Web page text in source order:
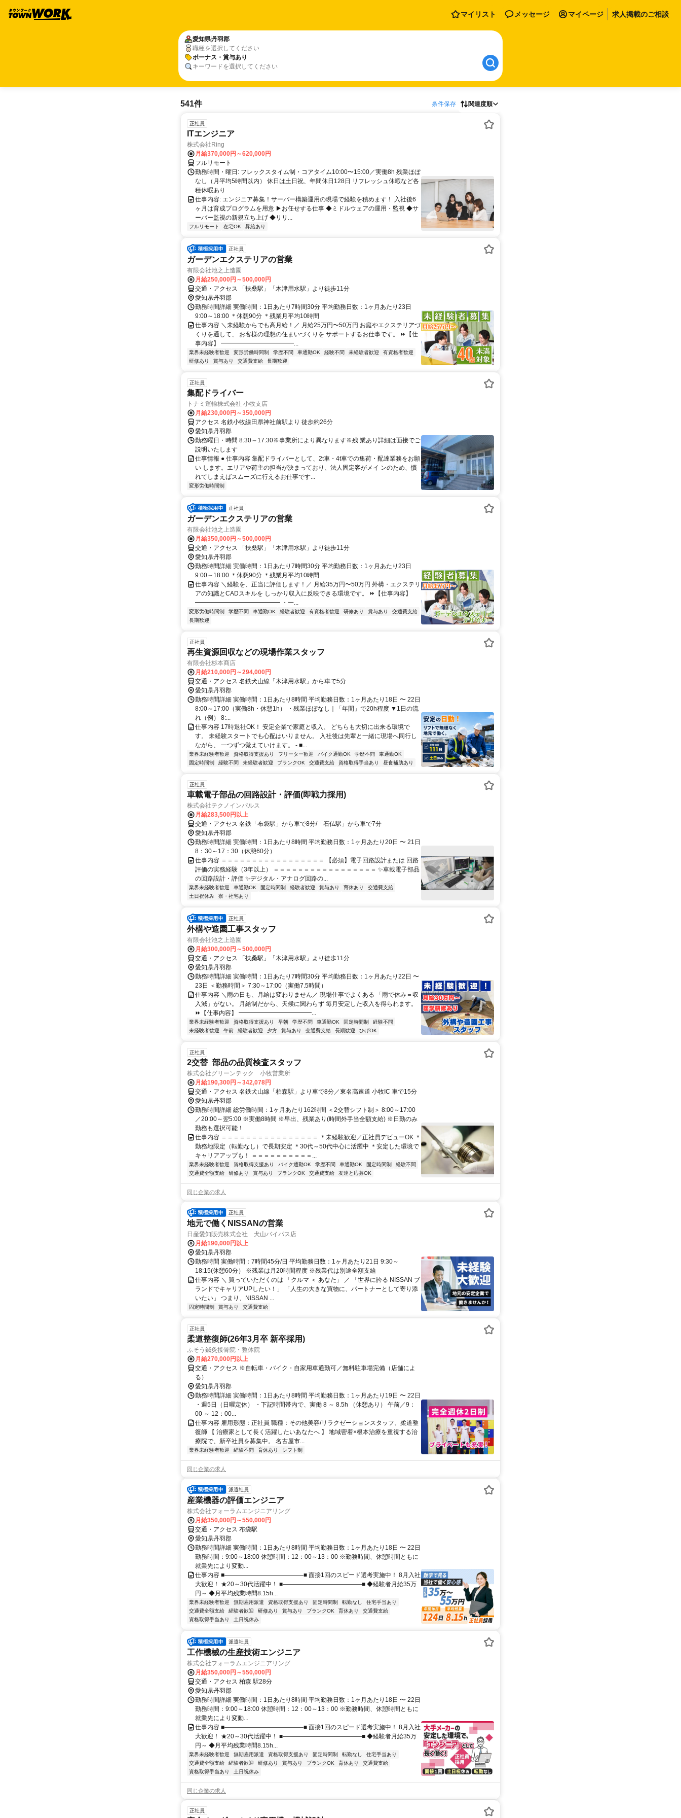
マイリスト メッセージ マイページ 求人掲載のご相談
愛知県丹羽郡
職種を選択してください
ボーナス・賞与あり
キーワードを選択してください
541件 条件保存 関連度順
正社員
ITエンジニア
株式会社Ring
月給370,000円～620,000円
フルリモート
勤務時間・曜日: フレックスタイム制・コアタイム10:00〜15:00／実働8h 残業ほぼ
なし（月平均5時間以内） 休日は土日祝、年間休日128日 リフレッシュ休暇など各
種休暇あり
仕事内容: エンジニア募集！サーバー構築運用の現場で経験を積めます！ 入社後6
ヶ月は育成プログラムを用意 ▶お任せする仕事 ◆ミドルウェアの運用・監視 ◆サ
ーバー監視の新規立ち上げ ◆リリ...
フルリモート 在宅OK 昇給あり
正社員
ガーデンエクステリアの営業
有限会社池之上造園
月給250,000円～500,000円
交通・アクセス 「扶桑駅」「木津用水駅」より徒歩11分
愛知県丹羽郡
勤務時間詳細 実働時間：1日あたり7時間30分 平均勤務日数：1ヶ月あたり23日
9:00～18:00 ＊休憩90分 ＊残業月平均10時間
仕事内容 ＼未経験からでも高月給！／ 月給25万円〜50万円 お庭やエクステリアづ
くりを通して、 お客様の理想の住まいづくりを サポートするお仕事です。 ⏩【仕
事内容】 ━━━━━━━━━━━━...
業界未経験者歓迎 変形労働時間制 学歴不問 車通勤OK 経験不問 未経験者歓迎
有資格者歓迎
研修あり
賞与あり 交通費支給 長期歓迎
正社員
集配ドライバー
トナミ運輸株式会社 小牧支店
月給230,000円～350,000円
アクセス 名鉄小牧線田県神社前駅より 徒歩約26分
愛知県丹羽郡
勤務曜日・時間 8:30～17:30※事業所により異なります※残 業あり詳細は面接でご
説明いたします
仕事情報 ● 仕事内容 集配ドライバーとして、2t車・4t車での集荷・配達業務をお願
い します。エリアや荷主の担当が決まっており、法人固定客がメイ ンのため、慣
れてしまえばスムーズに行えるお仕事です...
変形労働時間制
正社員
ガーデンエクステリアの営業
有限会社池之上造園
月給350,000円～500,000円
交通・アクセス 「扶桑駅」「木津用水駅」より徒歩11分
愛知県丹羽郡
勤務時間詳細 実働時間：1日あたり7時間30分 平均勤務日数：1ヶ月あたり23日
9:00～18:00 ＊休憩90分 ＊残業月平均10時間
仕事内容 ＼経験を、正当に評価します！／ 月給35万円〜50万円 外構・エクステリ
アの知識とCADスキルを しっかり収入に反映できる環境です。 ⏩【仕事内容】
━━━━━━━━━━━━━━ ・一...
変形労働時間制 学歴不問 車通勤OK 経験者歓迎 有資格者歓迎 研修あり 賞与あり
交通費支給
長期歓迎
正社員
再生資源回収などの現場作業スタッフ
有限会社杉本商店
月給210,000円～294,000円
交通・アクセス 名鉄犬山線「木津用水駅」から車で5分
愛知県丹羽郡
勤務時間詳細 実働時間：1日あたり8時間 平均勤務日数：1ヶ月あたり18日 〜 22日
8:00～17:00（実働8h・休憩1h） ・残業ほぼなし｜「年間」で20h程度 ▼1日の流
れ（例） 8:...
仕事内容 17時退社OK！ 安定企業で家庭と収入、 どちらも大切に出来る環境で
す。 未経験スタートでも心配はいりません。 入社後は先輩と一緒に現場へ同行し
ながら、 一つずつ覚えていけます。 - ■...
業界未経験者歓迎 資格取得支援あり フリーター歓迎 バイク通勤OK 学歴不問
車通勤OK
固定時間制
経験不問 未経験者歓迎 ブランクOK 交通費支給 資格取得手当あり 昼食補助あり
正社員
車載電子部品の回路設計・評価(即戦力採用)
株式会社テクノインパルス
月給283,500円以上
交通・アクセス 名鉄「布袋駅」から車で8分/「石仏駅」から車で7分
愛知県丹羽郡
勤務時間詳細 実働時間：1日あたり8時間 平均勤務日数：1ヶ月あたり20日 〜 21日
8：30～17：30（休憩60分）
仕事内容 ＝＝＝＝＝＝＝＝＝＝＝＝＝＝＝＝＝ 【必須】電子回路設計または 回路
評価の実務経験（3年以上） ＝＝＝＝＝＝＝＝＝＝＝＝＝＝＝＝＝ ✨車載電子部品
の回路設計・評価 ✨デジタル・アナログ回路の...
業界未経験者歓迎 車通勤OK 固定時間制 経験者歓迎 賞与あり 育休あり
交通費支給
土日祝休み
寮・社宅あり
正社員
外構や造園工事スタッフ
有限会社池之上造園
月給300,000円～500,000円
交通・アクセス 「扶桑駅」「木津用水駅」より徒歩11分
愛知県丹羽郡
勤務時間詳細 実働時間：1日あたり7時間30分 平均勤務日数：1ヶ月あたり22日 〜
23日 ＜勤務時間＞ 7:30～17:00（実働7.5時間）
仕事内容 ＼雨の日も、月給は変わりません／ 現場仕事でよくある 「雨で休み＝収
入減」がない。 月給制だから、天候に関わらず 毎月安定した収入を得られます。
⏩【仕事内容】 ━━━━━━━━━━━━...
業界未経験者歓迎 資格取得支援あり 早朝 学歴不問 車通勤OK 固定時間制
経験不問
未経験者歓迎
午前 経験者歓迎 夕方 賞与あり 交通費支給 長期歓迎 ひげOK
正社員
2交替_部品の品質検査スタッフ
株式会社グリーンテック 小牧営業所
月給190,300円～342,078円
交通・アクセス 名鉄犬山線「柏森駅」より車で8分／東名高速道 小牧IC 車で15分
愛知県丹羽郡
勤務時間詳細 総労働時間：1ヶ月あたり162時間 ＜2交替シフト制＞ 8:00～17:00
／20:00～翌5:00 ※実働8時間 ※早出、残業あり(時間外手当全額支給) ※日勤のみ
勤務も選択可能！
仕事内容 ＝＝＝＝＝＝＝＝＝＝＝＝＝＝＝＝ ＊未経験歓迎／正社員デビューOK ＊
勤務地限定（転勤なし）で長期安定 ＊30代～50代中心に活躍中 ＊安定した環境で
キャリアアップも！ ＝＝＝＝＝＝＝＝＝＝...
業界未経験者歓迎 資格取得支援あり バイク通勤OK 学歴不問 車通勤OK 固定時間制
経験不問
交通費全額支給
研修あり 賞与あり ブランクOK 交通費支給 友達と応募OK
同じ企業の求人
正社員
地元で働くNISSANの営業
日産愛知販売株式会社 犬山バイパス店
月給190,000円以上
愛知県丹羽郡
勤務時間 実働時間：7時間45分/日 平均勤務日数：1ヶ月あたり21日 9:30～
18:15(休憩60分） ※残業は月20時間程度 ※残業代は別途全額支給
仕事内容 ＼ 買っていただくのは 「クルマ ＜ あなた」 ／ 「世界に誇る NISSAN ブ
ランドでキャリアUPしたい！」 「人生の大きな買物に、パートナーとして寄り添
いたい」 つまり、NISSAN ...
固定時間制 賞与あり 交通費支給
正社員
柔道整復師(26年3月卒 新卒採用)
ふそう鍼灸接骨院・整体院
月給270,000円以上
交通・アクセス ※自転車・バイク・自家用車通勤可／無料駐車場完備（店舗によ
る）
愛知県丹羽郡
勤務時間詳細 実働時間：1日あたり8時間 平均勤務日数：1ヶ月あたり19日 〜 22日
・週5日（日曜定休） ・下記時間帯内で、実働 8 ～ 8.5h （休憩あり） 午前／9：
00 ～ 12：00...
仕事内容 雇用形態：正社員 職種：その他美容/リラクゼーションスタッフ、柔道整
復師 【 治療家として長く活躍したいあなたへ 】 地域密着×根本治療を重視する治
療院で、新卒社員を募集中。 名古屋市...
業界未経験者歓迎 経験不問 育休あり シフト制
同じ企業の求人
派遣社員
産業機器の評価エンジニア
株式会社フォーラムエンジニアリング
月給350,000円～550,000円
交通・アクセス 布袋駅
愛知県丹羽郡
勤務時間詳細 実働時間：1日あたり8時間 平均勤務日数：1ヶ月あたり18日 〜 22日
勤務時間：9:00～18:00 休憩時間：12：00～13：00 ※勤務時間、休憩時間ともに
就業先により変動...
仕事内容 ■―――――――――――――■ 面接1回のスピード選考実施中！ 8月入社
大歓迎！ ★20～30代活躍中！ ■―――――――――――――■ ◆経験者月給35万
円～ ◆月平均残業時間8.15h...
業界未経験者歓迎 無期雇用派遣 資格取得支援あり 固定時間制 転勤なし
住宅手当あり
交通費全額支給
経験者歓迎 研修あり 賞与あり ブランクOK 育休あり
交通費支給
資格取得手当あり
土日祝休み
派遣社員
工作機械の生産技術エンジニア
株式会社フォーラムエンジニアリング
月給350,000円～550,000円
交通・アクセス 柏森 駅28分
愛知県丹羽郡
勤務時間詳細 実働時間：1日あたり8時間 平均勤務日数：1ヶ月あたり18日 〜 22日
勤務時間：9:00～18:00 休憩時間：12：00～13：00 ※勤務時間、休憩時間ともに
就業先により変動...
仕事内容 ■―――――――――――――■ 面接1回のスピード選考実施中！ 8月入社
大歓迎！ ★20～30代活躍中！ ■―――――――――――――■ ◆経験者月給35万
円～ ◆月平均残業時間8.15h...
業界未経験者歓迎 無期雇用派遣 資格取得支援あり 固定時間制 転勤なし
住宅手当あり
交通費全額支給
経験者歓迎 研修あり 賞与あり ブランクOK 育休あり
交通費支給
資格取得手当あり
土日祝休み
同じ企業の求人
正社員